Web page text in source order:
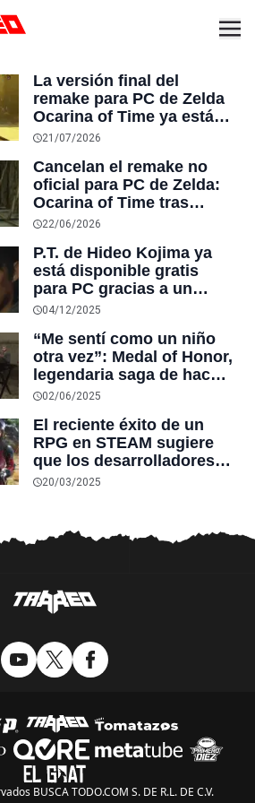
La versión final del
remake para PC de Zelda
Ocarina of Time ya está
disponible gratis con más
21/07/2026
Cancelan el remake no
oficial para PC de Zelda:
Ocarina of Time tras
anuncio de la versión
22/06/2026
P.T. de Hideo Kojima ya
está disponible gratis
para PC gracias a un
remake hecho por fans en
04/12/2025
“Me sentí como un niño
otra vez”: Medal of Honor,
legendaria saga de hace
23 años, luce como nueva
02/06/2025
El reciente éxito de un
RPG en STEAM sugiere
que los desarrolladores
están apostando por el
20/03/2025
BUSCA TODO.COM S. DE R.L. DE C.V.